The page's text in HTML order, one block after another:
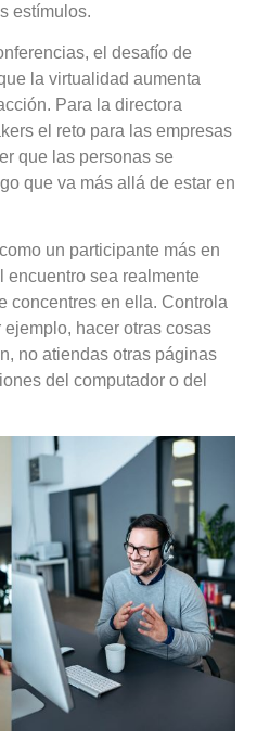
estímulos.
el desafío de
la virtualidad aumenta
Para la directora
el reto para las empresas
que las personas se
que va más allá de estar en
un participante más en
encuentro sea realmente
concentres en ella. Controla
hacer otras cosas
no atiendas otras páginas
del computador o del